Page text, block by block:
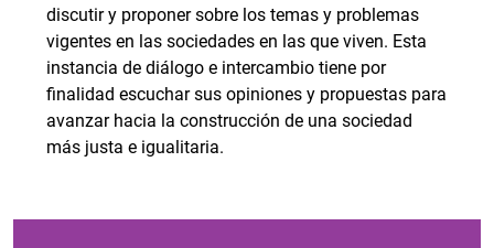
discutir y proponer sobre los temas y problemas
vigentes en las sociedades en las que viven. Esta
instancia de diálogo e intercambio tiene por
finalidad escuchar sus opiniones y propuestas para
avanzar hacia la construcción de una sociedad
más justa e igualitaria.